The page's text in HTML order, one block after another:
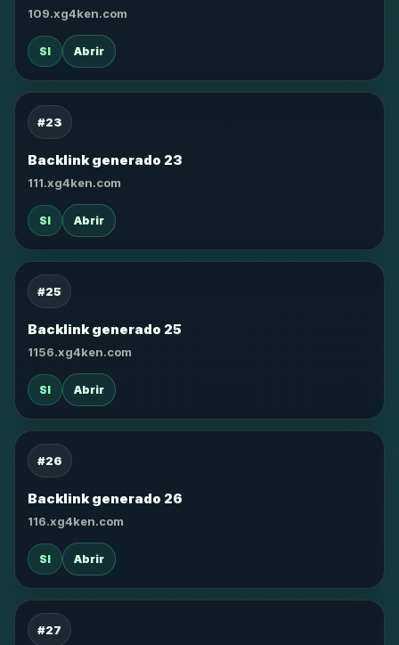
109.xg4ken.com
SI Abrir
#23
Backlink generado 23
111.xg4ken.com
SI Abrir
#25
Backlink generado 25
1156.xg4ken.com
SI Abrir
#26
Backlink generado 26
116.xg4ken.com
SI Abrir
#27